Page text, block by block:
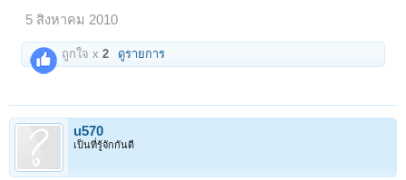
5 สิงหาคม 2010
ถูกใจ x2 ดูรายการ
u570
เป็นที่รู้จักกันดี